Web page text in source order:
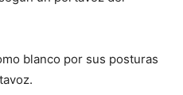
blanco por sus posturas